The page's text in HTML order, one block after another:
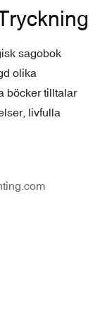
sagobok
olika
böcker tilltalar
livfulla